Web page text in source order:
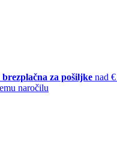
za pošiljke nad
naročilu